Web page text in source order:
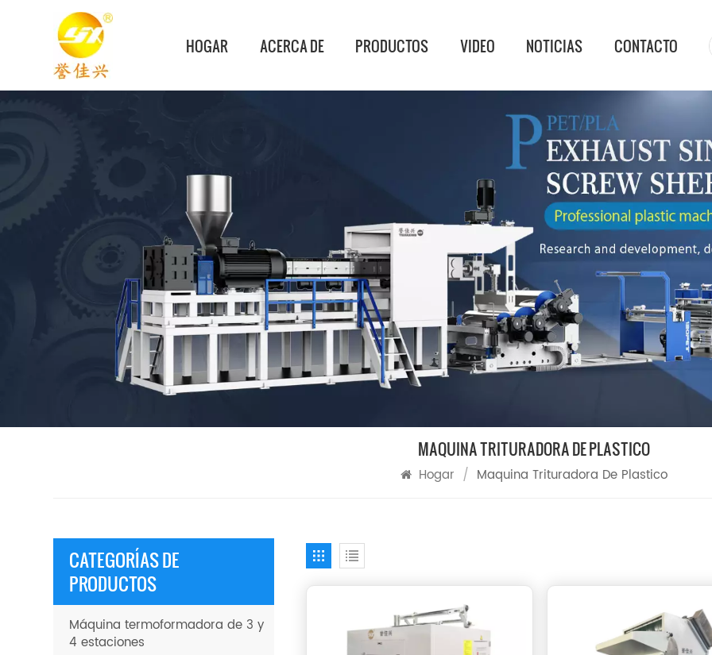
HOGAR ACERCA DE PRODUCTOS VIDEO NOTICIAS CONTACTO
MAQUINA TRITURADORA DE PLASTICO
Hogar / Maquina Trituradora De Plastico
CATEGORÍAS DE
PRODUCTOS
Máquina termoformadora de 3 y
4 estaciones